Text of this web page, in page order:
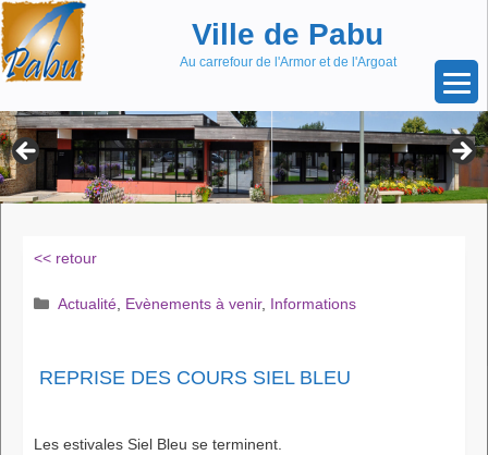
Aller
au
contenu
Skip
to
content
Ville de Pabu
Au carrefour de l'Armor et de l'Argoat
<< retour
Catégories
Actualité, Evènements à venir, Informations
REPRISE DES COURS SIEL BLEU
Les estivales Siel Bleu se terminent.